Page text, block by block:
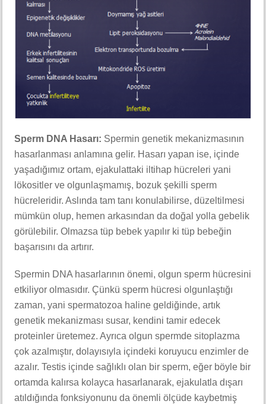
Sperm DNA Hasarı: Spermin genetik mekanizmasının
hasarlanması anlamına gelir. Hasarı yapan ise, içinde
yaşadığımız ortam, ejakulattaki iltihap hücreleri yani
lökositler ve olgunlaşmamış, bozuk şekilli sperm
hücreleridir. Aslında tam tanı konulabilirse, düzeltilmesi
mümkün olup, hemen arkasından da doğal yolla gebelik
görülebilir. Olmazsa tüp bebek yapılır ki tüp bebeğin
başarısını da artırır.
Spermin DNA hasarlarının önemi, olgun sperm hücresini
etkiliyor olmasıdır. Çünkü sperm hücresi olgunlaştığı
zaman, yani spermatozoa haline geldiğinde, artık
genetik mekanizması susar, kendini tamir edecek
proteinler üretemez. Ayrıca olgun spermde sitoplazma
çok azalmıştır, dolayısıyla içindeki koruyucu enzimler de
azalır. Testis içinde sağlıklı olan bir sperm, eğer böyle bir
ortamda kalırsa kolayca hasarlanarak, ejakulatla dışarı
atıldığında fonksiyonunu da önemli ölçüde kaybetmiş